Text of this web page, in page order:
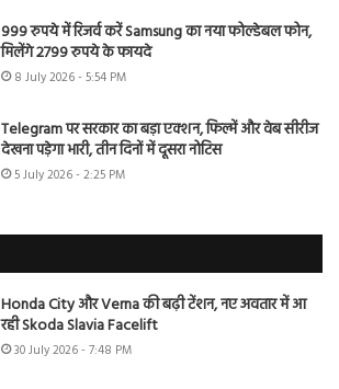
999 रुपये में रिजर्व करें Samsung का नया फोल्डेबल फोन,
मिलेंगे 2799 रुपये के फायदे
8 July 2026 - 5:54 PM
Telegram पर सरकार का बड़ा एक्शन, फिल्में और वेब सीरीज
देखना पड़ेगा भारी, तीन दिनों में दूसरा नोटिस
5 July 2026 - 2:25 PM
Honda City और Verna की बढ़ी टेंशन, नए अवतार में आ
रही Skoda Slavia Facelift
30 July 2026 - 7:48 PM